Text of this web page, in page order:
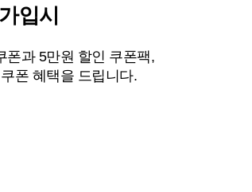
입시
폰과 5만원 할인 쿠폰팩,
폰 혜택을 드립니다.